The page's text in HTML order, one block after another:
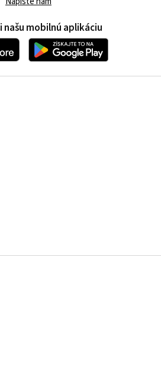
našu mobilnú aplikáciu